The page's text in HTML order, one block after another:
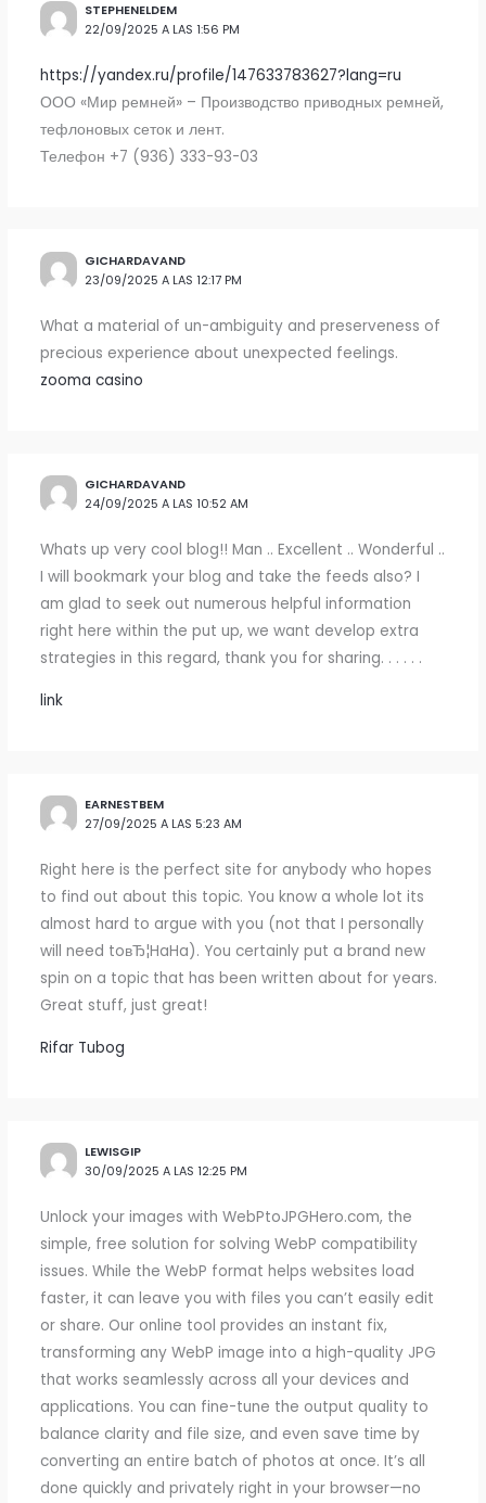
STEPHENELDEM
22/09/2025 A LAS 1:56 PM
https://yandex.ru/profile/147633783627?lang=ru
ООО «Мир ремней» – Производство приводных ремней,
тефлоновых сеток и лент.
Телефон +7 (936) 333-93-03
GICHARDAVAND
23/09/2025 A LAS 12:17 PM
What a material of un-ambiguity and preserveness of
precious experience about unexpected feelings.
zooma casino
GICHARDAVAND
24/09/2025 A LAS 10:52 AM
Whats up very cool blog!! Man .. Excellent .. Wonderful ..
I will bookmark your blog and take the feeds also? I
am glad to seek out numerous helpful information
right here within the put up, we want develop extra
strategies in this regard, thank you for sharing. . . . . .
link
EARNESTBEM
27/09/2025 A LAS 5:23 AM
Right here is the perfect site for anybody who hopes
to find out about this topic. You know a whole lot its
almost hard to argue with you (not that I personally
will need toвЂ¦HaHa). You certainly put a brand new
spin on a topic that has been written about for years.
Great stuff, just great!
Rifar Tubog
LEWISGIP
30/09/2025 A LAS 12:25 PM
Unlock your images with WebPtoJPGHero.com, the
simple, free solution for solving WebP compatibility
issues. While the WebP format helps websites load
faster, it can leave you with files you can’t easily edit
or share. Our online tool provides an instant fix,
transforming any WebP image into a high-quality JPG
that works seamlessly across all your devices and
applications. You can fine-tune the output quality to
balance clarity and file size, and even save time by
converting an entire batch of photos at once. It’s all
done quickly and privately right in your browser—no